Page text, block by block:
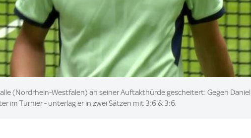
(Nordrhein-Westfalen) an seiner Auftakthürde gescheitert: Gegen
im Turnier - unterlag er in zwei Sätzen mit 3:6 & 3:6.